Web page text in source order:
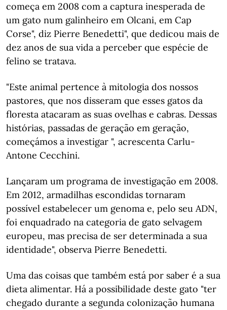
começa em 2008 com a captura inesperada de
um gato num galinheiro em Olcani, em Cap
Corse", diz Pierre Benedetti", que dedicou mais de
dez anos de sua vida a perceber que espécie de
felino se tratava.
"Este animal pertence à mitologia dos nossos
pastores, que nos disseram que esses gatos da
floresta atacaram as suas ovelhas e cabras. Dessas
histórias, passadas de geração em geração,
começámos a investigar ", acrescenta Carlu-
Antone Cecchini.
Lançaram um programa de investigação em 2008.
Em 2012, armadilhas escondidas tornaram
possível estabelecer um genoma e, pelo seu ADN,
foi enquadrado na categoria de gato selvagem
europeu, mas precisa de ser determinada a sua
identidade", observa Pierre Benedetti.
Uma das coisas que também está por saber é a sua
dieta alimentar. Há a possibilidade deste gato "ter
chegado durante a segunda colonização humana